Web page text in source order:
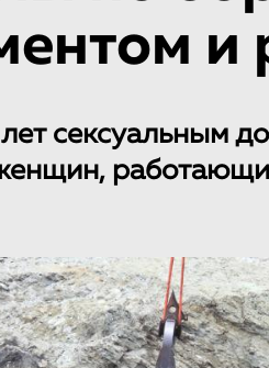
и
сексуальным